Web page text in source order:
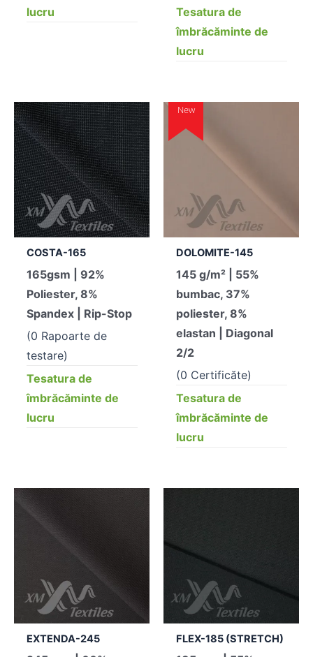
lucru
Tesatura de
îmbrăcăminte de
lucru
COSTA-165
165gsm | 92%
Poliester, 8%
Spandex | Rip-Stop
(0 Rapoarte de
testare)
Tesatura de
îmbrăcăminte de
lucru
New
DOLOMITE-145
145 g/m² | 55%
bumbac, 37%
poliester, 8%
elastan | Diagonal
2/2
(0 Certificăte)
Tesatura de
îmbrăcăminte de
lucru
EXTENDA-245 FLEX-185 (STRETCH)